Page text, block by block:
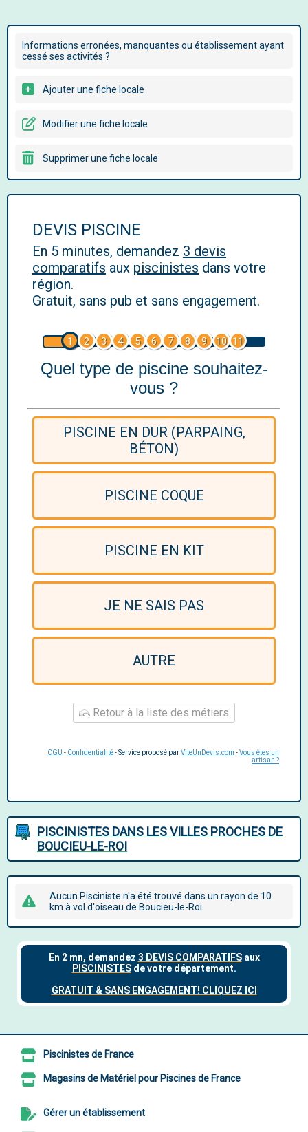
Informations erronées, manquantes ou établissement ayant
cessé ses activités ?
Ajouter une fiche locale
Modifier une fiche locale
Supprimer une fiche locale
DEVIS PISCINE
En 5 minutes, demandez 3 devis
comparatifs aux piscinistes dans votre
région.
Gratuit, sans pub et sans engagement.
1 2 3 4 5 6 7 8 9 10 11
Quel type de piscine souhaitez-
vous ?
PISCINE EN DUR (PARPAING,
BÉTON)
PISCINE COQUE
PISCINE EN KIT
JE NE SAIS PAS
AUTRE
Retour à la liste des métiers
CGU - Confidentialité- Service proposé parViteUnDevis.com -Vous êtes un
artisan ?
PISCINISTES DANS LES VILLES PROCHES DE
BOUCIEU-LE-ROI
Aucun Pisciniste n'a été trouvé dans un rayon de 10
km à vol d'oiseau de Boucieu-le-Roi.
Piscinistes de France
Magasins de Matériel pour Piscines de France
Gérer un établissement